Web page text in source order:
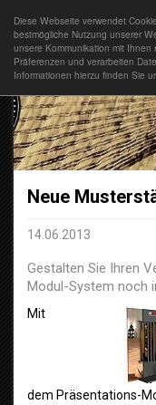
Diese Webseite verwendet
bestmögliche Nutzung unserer
unsere Kommunikation mit
Präferenzen und verarbeiten
Informationen hierzu finden Sie
Neue
14.06.2013
Gestalten Sie Ihren
Modul-System noch
Mit
dem Präsentations-